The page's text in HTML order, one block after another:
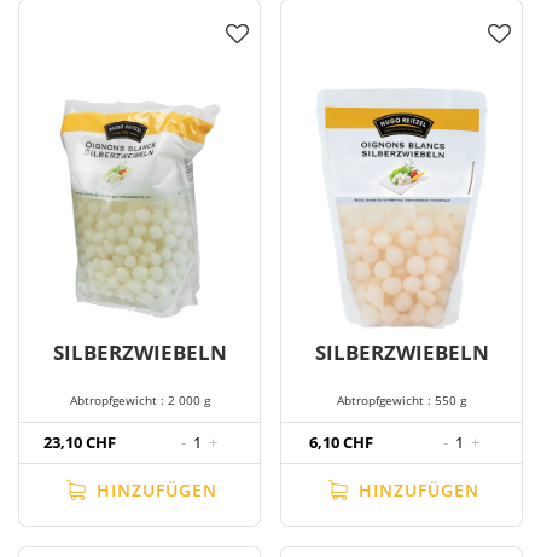
SILBERZWIEBELN
Abtropfgewicht : 2 000 g
23,10 CHF - 1 +
HINZUFÜGEN
SILBERZWIEBELN
Abtropfgewicht : 550 g
6,10 CHF - 1 +
HINZUFÜGEN